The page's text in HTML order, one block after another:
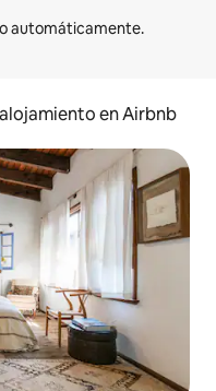
en Airbnb